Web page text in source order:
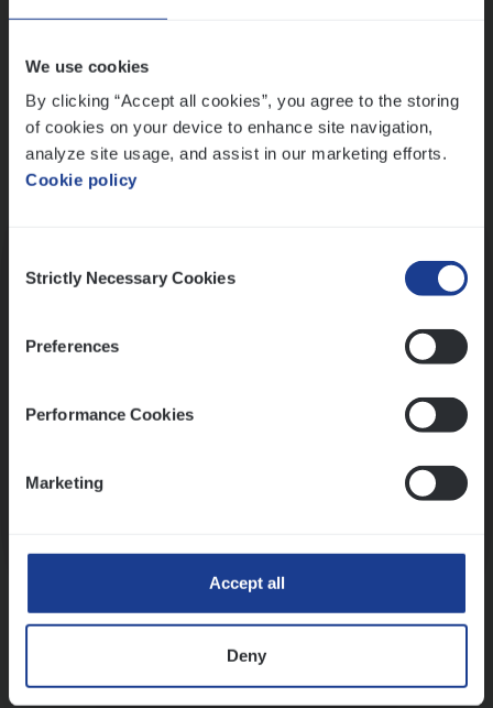
We use cookies
By clicking “Accept all cookies”, you agree to the storing
of cookies on your device to enhance site navigation,
analyze site usage, and assist in our marketing efforts.
Cookie policy
Selection
Strictly Necessary Cookies
Preferences
Performance Cookies
Marketing
Accept all
Deny